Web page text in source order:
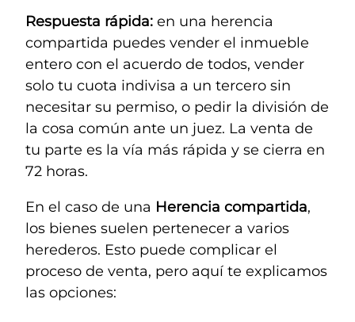
Respuesta rápida: en una herencia
compartida puedes vender el inmueble
entero con el acuerdo de todos, vender
solo tu cuota indivisa a un tercero sin
necesitar su permiso, o pedir la división de
la cosa común ante un juez. La venta de
tu parte es la vía más rápida y se cierra en
72 horas.
En el caso de una Herencia compartida,
los bienes suelen pertenecer a varios
herederos. Esto puede complicar el
proceso de venta, pero aquí te explicamos
las opciones: